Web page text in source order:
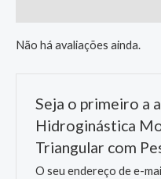
Não há avaliações ainda.
Seja o primeiro a
Hidroginástica
Triangular com
O seu endereço de e-